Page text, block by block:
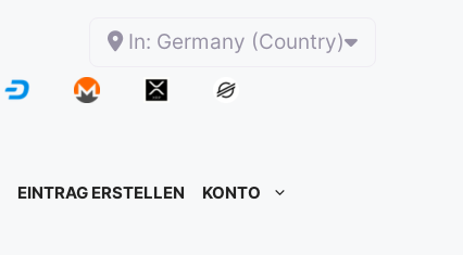
In: Germany (Country)
EINTRAG ERSTELLEN KONTO